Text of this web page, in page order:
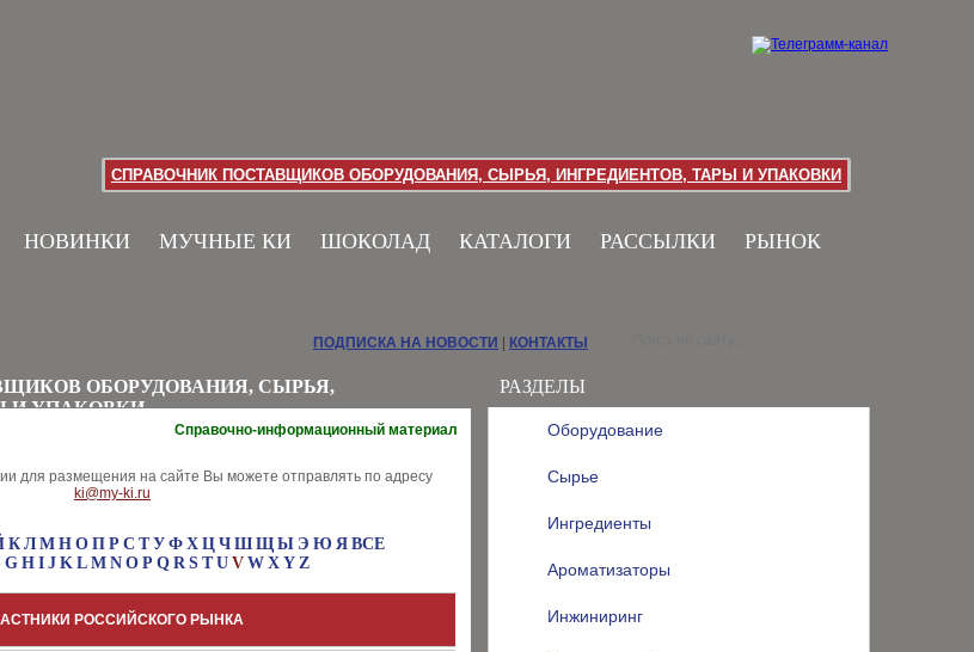
СПРАВОЧНИК ПОСТАВЩИКОВ ОБОРУДОВАНИЯ, СЫРЬЯ, ИНГРЕДИЕНТОВ, ТАРЫ И УПАКОВКИ
НОВИНКИ МУЧНЫЕ КИ ШОКОЛАД КАТАЛОГИ РАССЫЛКИ РЫНОК
РАЗДЕЛЫ
Оборудование
Сырье
Ингредиенты
Ароматизаторы
Инжиниринг
ПОДПИСКА НА НОВОСТИ КОНТАКТЫ
ОБОРУДОВАНИЯ, СЫРЬЯ,
И УПАКОВКИ
Справочно-информационный материал
для размещения на сайте Вы можете отправлять по адресу
ki@my-ki.ru
К Л М Н О П Р С Т У Ф Х Ц Ч Ш Щ Ы Э Ю Я ВСЕ
G H I J K L M N O P Q R S T U V W X Y Z
РОССИЙСКОГО РЫНКА